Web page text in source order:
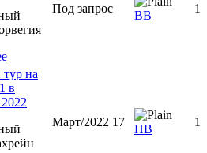
Под запрос
BB
1
на
в
Март/2022 17
НВ
1